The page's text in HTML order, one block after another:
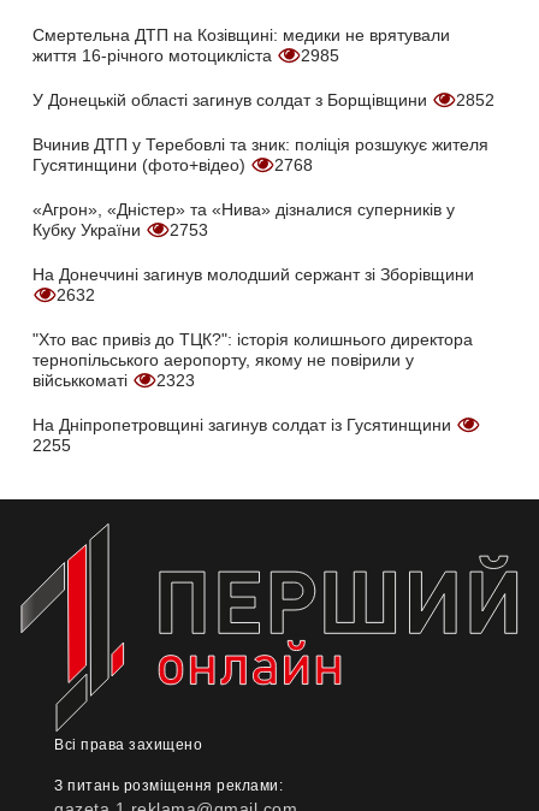
Смертельна ДТП на Козівщині: медики не врятували
життя 16-річного мотоцикліста
2985
У Донецькій області загинув солдат з Борщівщини 2852
Вчинив ДТП у Теребовлі та зник: поліція розшукує жителя
Гусятинщини (фото+відео)
2768
«Агрон», «Дністер» та «Нива» дізналися суперників у
Кубку України
2753
На Донеччині загинув молодший сержант зі Зборівщини
2632
"Хто вас привіз до ТЦК?": історія колишнього директора
тернопільського аеропорту, якому не повірили у
військкоматі
2323
На Дніпропетровщині загинув солдат із Гусятинщини
2255
Всі права захищено
З питань розміщення реклами: